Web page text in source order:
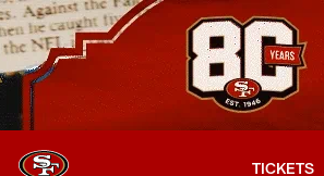
Skip
to
main
content
TICKETS